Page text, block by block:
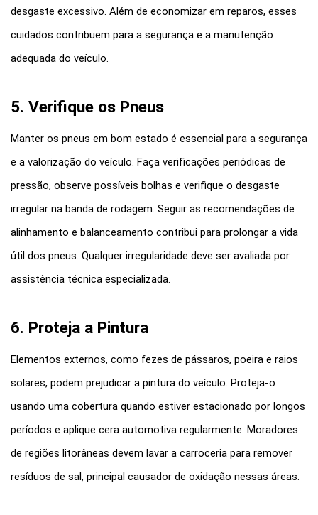
desgaste excessivo. Além de economizar em reparos, esses
cuidados contribuem para a segurança e a manutenção
adequada do veículo.
5. Verifique os Pneus
Manter os pneus em bom estado é essencial para a segurança
e a valorização do veículo. Faça verificações periódicas de
pressão, observe possíveis bolhas e verifique o desgaste
irregular na banda de rodagem. Seguir as recomendações de
alinhamento e balanceamento contribui para prolongar a vida
útil dos pneus. Qualquer irregularidade deve ser avaliada por
assistência técnica especializada.
6. Proteja a Pintura
Elementos externos, como fezes de pássaros, poeira e raios
solares, podem prejudicar a pintura do veículo. Proteja-o
usando uma cobertura quando estiver estacionado por longos
períodos e aplique cera automotiva regularmente. Moradores
de regiões litorâneas devem lavar a carroceria para remover
resíduos de sal, principal causador de oxidação nessas áreas.